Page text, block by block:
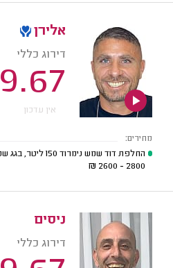
אלירן
דירוג כללי
9.67
אין עדכון
מחירים:
החלפת דוד שמש נימרוד 150 ליטר, בגג שטוח, ללא קולטים
2800 - 2600
₪
ניסים
דירוג כללי